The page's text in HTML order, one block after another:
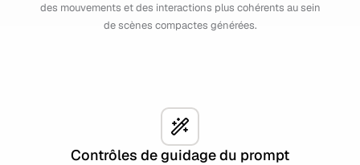
des mouvements et des interactions plus cohérents au sein
de scènes compactes générées.
Contrôles de guidage du prompt